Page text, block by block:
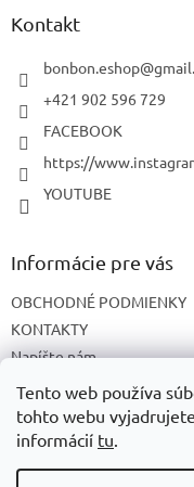
Tento web používa
tohto webu
informácií tu.
Kontakt
bonbon.eshop@
+421 902 596 729
FACEBOOK
https://
YOUTUBE
Informácie pre vás
OBCHODNÉ PODMIENKY
KONTAKTY
Napíšte nám